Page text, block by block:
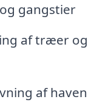
gangstier
af træer og
af haven